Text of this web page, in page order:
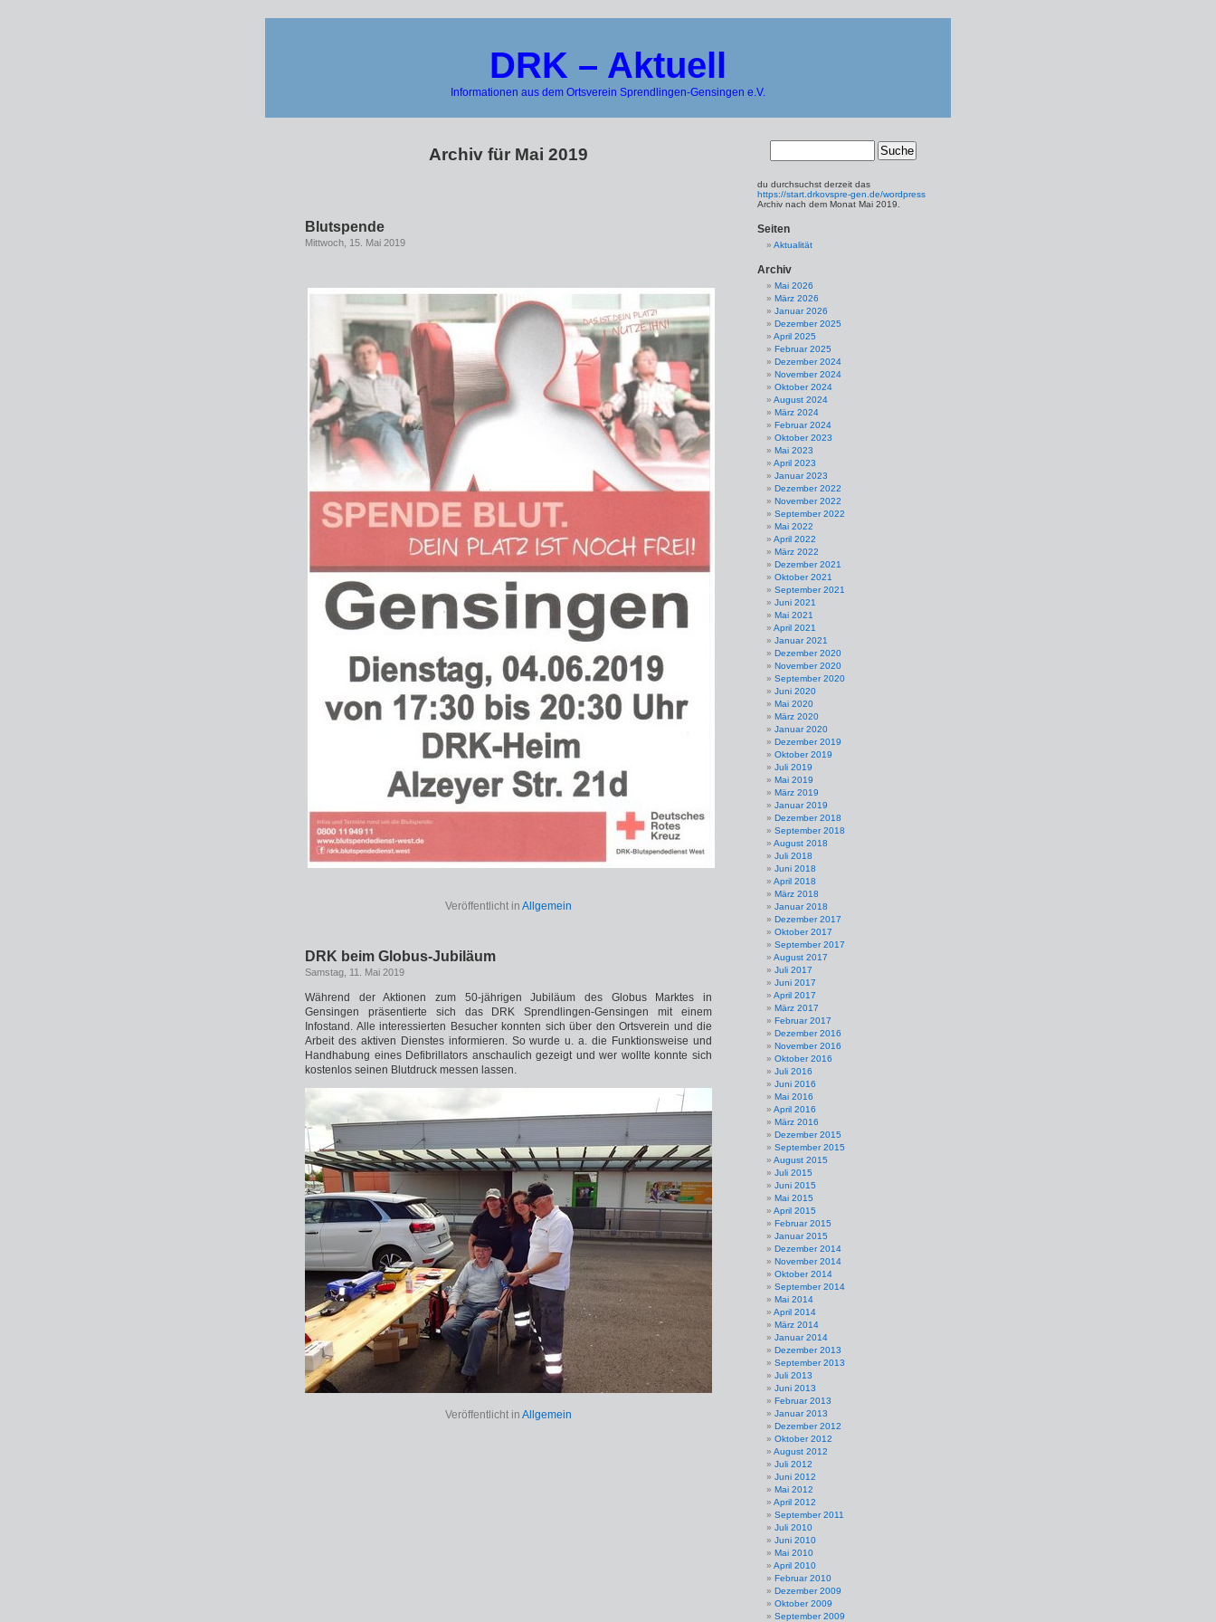
DRK – Aktuell
Informationen aus dem Ortsverein Sprendlingen-Gensingen e.V.
Archiv für Mai 2019
Blutspende
Mittwoch, 15. Mai 2019
Veröffentlicht in Allgemein
DRK beim Globus-Jubiläum
Samstag, 11. Mai 2019
Während der Aktionen zum 50-jährigen Jubiläum des Globus Marktes in
Gensingen präsentierte sich das DRK Sprendlingen-Gensingen mit einem
Infostand. Alle interessierten Besucher konnten sich über den Ortsverein und die
Arbeit des aktiven Dienstes informieren. So wurde u. a. die Funktionsweise und
Handhabung eines Defibrillators anschaulich gezeigt und wer wollte konnte sich
kostenlos seinen Blutdruck messen lassen.
Veröffentlicht in Allgemein
du durchsuchst derzeit das
https://start.drkovspre-gen.de/wordpress
Archiv nach dem Monat Mai 2019.
Seiten
Aktualität
Archiv
Mai 2026
März 2026
Januar 2026
Dezember 2025
April 2025
Februar 2025
Dezember 2024
November 2024
Oktober 2024
August 2024
März 2024
Februar 2024
Oktober 2023
Mai 2023
April 2023
Januar 2023
Dezember 2022
November 2022
September 2022
Mai 2022
April 2022
März 2022
Dezember 2021
Oktober 2021
September 2021
Juni 2021
Mai 2021
April 2021
Januar 2021
Dezember 2020
November 2020
September 2020
Juni 2020
Mai 2020
März 2020
Januar 2020
Dezember 2019
Oktober 2019
Juli 2019
Mai 2019
März 2019
Januar 2019
Dezember 2018
September 2018
August 2018
Juli 2018
Juni 2018
April 2018
März 2018
Januar 2018
Dezember 2017
Oktober 2017
September 2017
August 2017
Juli 2017
Juni 2017
April 2017
März 2017
Februar 2017
Dezember 2016
November 2016
Oktober 2016
Juli 2016
Juni 2016
Mai 2016
April 2016
März 2016
Dezember 2015
September 2015
August 2015
Juli 2015
Juni 2015
Mai 2015
April 2015
Februar 2015
Januar 2015
Dezember 2014
November 2014
Oktober 2014
September 2014
Mai 2014
April 2014
März 2014
Januar 2014
Dezember 2013
September 2013
Juli 2013
Juni 2013
Februar 2013
Januar 2013
Dezember 2012
Oktober 2012
August 2012
Juli 2012
Juni 2012
Mai 2012
April 2012
September 2011
Juli 2010
Juni 2010
Mai 2010
April 2010
Februar 2010
Dezember 2009
Oktober 2009
September 2009